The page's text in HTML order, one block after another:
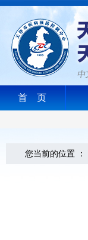
首 页
您当前的位置 ：